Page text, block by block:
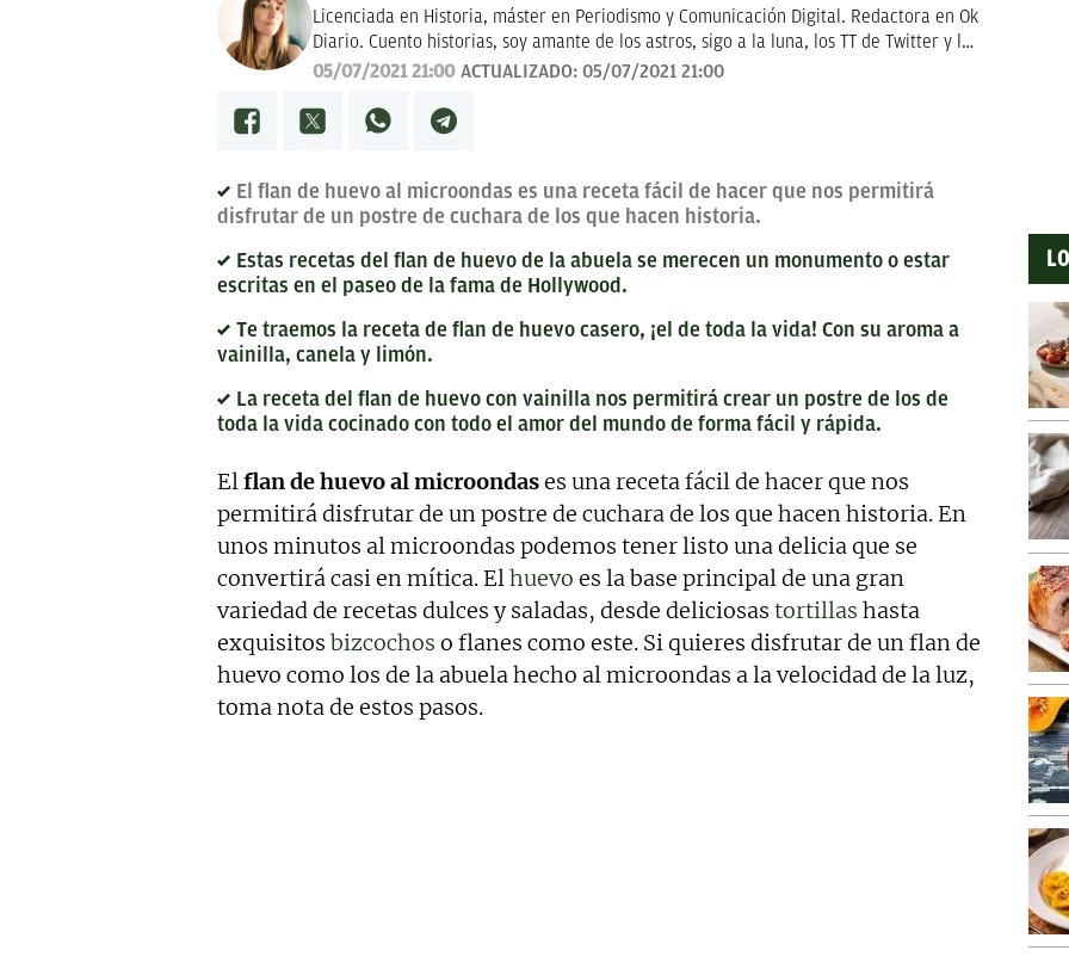
Licenciada en Historia, máster en Periodismo y Comunicación Digital. Redactora en Ok
Diario. Cuento historias, soy amante de los astros, sigo a la luna, los TT de Twitter y las
tendencias en moda. Experta en noticias de consumo, lifestyle, recetas y Lotería de
05/07/2021 21:00 ACTUALIZADO: 05/07/2021 21:00
El flan de huevo al microondas es una receta fácil de hacer que nos permitirá
disfrutar de un postre de cuchara de los que hacen historia.
Estas recetas del flan de huevo de la abuela se merecen un monumento o estar
escritas en el paseo de la fama de Hollywood.
Te traemos la receta de flan de huevo casero, ¡el de toda la vida! Con su aroma a
vainilla, canela y limón.
La receta del flan de huevo con vainilla nos permitirá crear un postre de los de
toda la vida cocinado con todo el amor del mundo de forma fácil y rápida.
Elflan de huevo al microondases una receta fácil de hacer que nos
permitirá disfrutar de un postre de cuchara de los que hacen historia. En
unos minutos al microondas podemos tener listo una delicia que se
convertirá casi en mítica. Elhuevo es la base principal de una gran
variedad de recetas dulces y saladas, desde deliciosas tortillas hasta
exquisitos bizcochos o flanes como este. Si quieres disfrutar de un flan de
huevo como los de la abuela hecho al microondas a la velocidad de la luz,
toma nota de estos pasos.